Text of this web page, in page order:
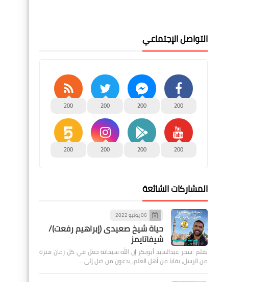
التواصل الإجتماعي
200
200
200
200
200
200
200
200
المشاركات الشائعة
06 يونيو 2022
حياة شيخ صعيدى (إبراهيم رفعت)/
شيفاتايمز
بقلم :سحر عبدالسيد أبوبكر إن الله سبحانه جعل في كل زمان فترة
من الرسل، بقايا من أهل العلم، يدعون من ضل إلى …